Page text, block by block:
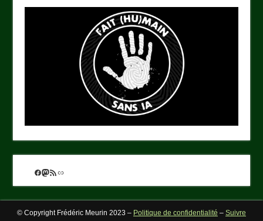
Facebook
Mastodon
Flux RSS
Lien
© Copyright Frédéric Meurin 2023 – Politique de confidentialité – Suivre